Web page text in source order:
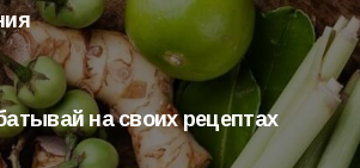
на своих рецептах